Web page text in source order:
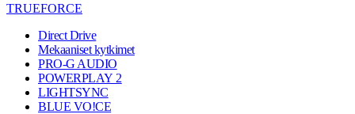
TRUEFORCE
Direct Drive
Mekaaniset kytkimet
PRO-G AUDIO
POWERPLAY 2
LIGHTSYNC
BLUE VO!CE